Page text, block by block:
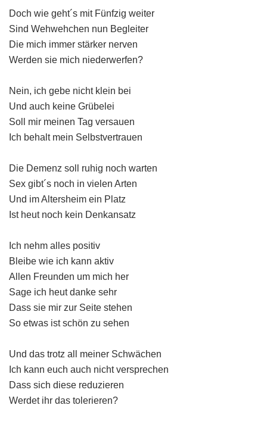
Doch wie geht´s mit Fünfzig weiter
Sind Wehwehchen nun Begleiter
Die mich immer stärker nerven
Werden sie mich niederwerfen?
Nein, ich gebe nicht klein bei
Und auch keine Grübelei
Soll mir meinen Tag versauen
Ich behalt mein Selbstvertrauen
Die Demenz soll ruhig noch warten
Sex gibt´s noch in vielen Arten
Und im Altersheim ein Platz
Ist heut noch kein Denkansatz
Ich nehm alles positiv
Bleibe wie ich kann aktiv
Allen Freunden um mich her
Sage ich heut danke sehr
Dass sie mir zur Seite stehen
So etwas ist schön zu sehen
Und das trotz all meiner Schwächen
Ich kann euch auch nicht versprechen
Dass sich diese reduzieren
Werdet ihr das tolerieren?